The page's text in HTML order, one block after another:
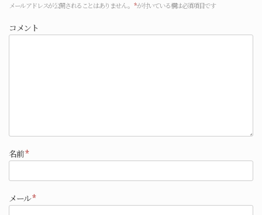
メールアドレスが公開されることはありません。 *が付いている欄は必須項目です
コメント
名前*
メール*